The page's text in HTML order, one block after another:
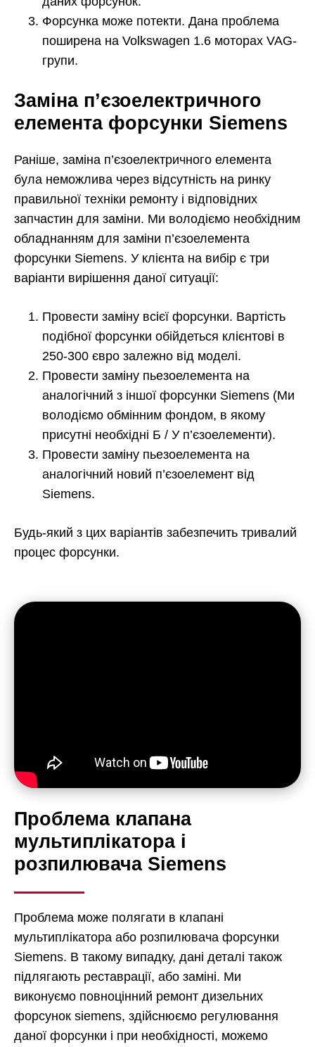
Форсунка може потекти. Дана проблема
поширена на Volkswagen 1.6 моторах VAG-
групи.
Заміна п’єзоелектричного
елемента форсунки Siemens
Раніше, заміна п’єзоелектричного елемента
була неможлива через відсутність на ринку
правильної техніки ремонту і відповідних
запчастин для заміни. Ми володіємо необхідним
обладнанням для заміни п’єзоелемента
форсунки Siemens. У клієнта на вибір є три
варіанти вирішення даної ситуації:
Провести заміну всієї форсунки. Вартість
подібної форсунки обійдеться клієнтові в
250-300 євро залежно від моделі.
Провести заміну пьезоелемента на
аналогічний з іншої форсунки Siemens (Ми
володіємо обмінним фондом, в якому
присутні необхідні Б / У п’єзоелементи).
Провести заміну пьезоелемента на
аналогічний новий п’єзоелемент від
Siemens.
Будь-який з цих варіантів забезпечить тривалий
процес форсунки.
Проблема клапана
мультиплікатора і
розпилювача Siemens
Проблема може полягати в клапані
мультиплікатора або розпилювача форсунки
Siemens. В такому випадку, дані деталі також
підлягають реставрації, або заміні. Ми
виконуємо повноцінний ремонт дизельних
форсунок siemens, здійснюємо регулювання
даної форсунки і при необхідності, можемо